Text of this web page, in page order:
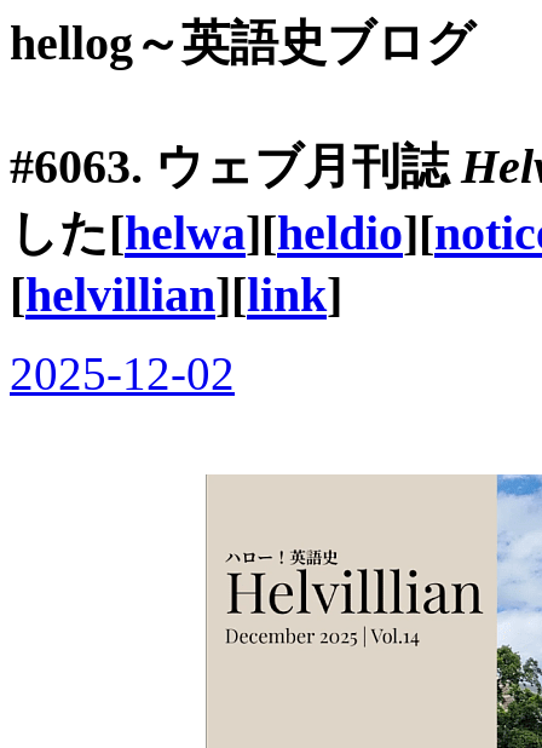
hellog～英語史ブログ
#6063. ウェブ月刊誌
した[helwa][heldio][
[helvillian][link]
2025-12-02